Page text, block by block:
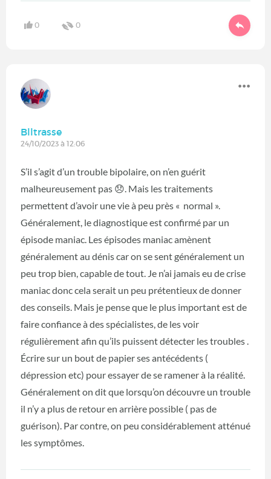
0 0
Blltrasse
24/10/2023 à 12:06
S’il s’agit d’un trouble bipolaire, on n’en guérit
malheureusement pas 😞. Mais les traitements
permettent d’avoir une vie à peu près « normal ».
Généralement, le diagnostique est confirmé par un
épisode maniac. Les épisodes maniac amènent
généralement au dénis car on se sent généralement un
peu trop bien, capable de tout. Je n’ai jamais eu de crise
maniac donc cela serait un peu prétentieux de donner
des conseils. Mais je pense que le plus important est de
faire confiance à des spécialistes, de les voir
régulièrement afin qu’ils puissent détecter les troubles .
Écrire sur un bout de papier ses antécédents (
dépression etc) pour essayer de se ramener à la réalité.
Généralement on dit que lorsqu’on découvre un trouble
il n’y a plus de retour en arrière possible ( pas de
guérison). Par contre, on peu considérablement atténué
les symptômes.